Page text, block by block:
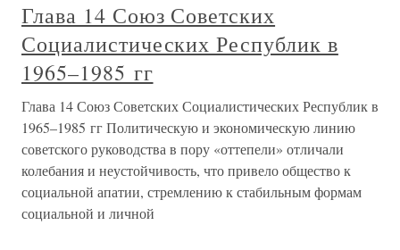
Глава 14 Союз Советских
Социалистических Республик в
1965–1985 гг
Глава 14 Союз Советских Социалистических Республик в
1965–1985 гг Политическую и экономическую линию
советского руководства в пору «оттепели» отличали
колебания и неустойчивость, что привело общество к
социальной апатии, стремлению к стабильным формам
социальной и личной